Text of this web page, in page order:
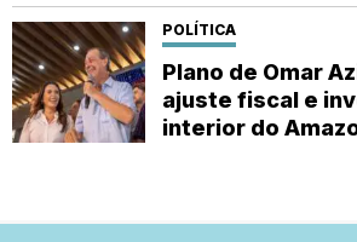
POLÍTICA
Plano de Omar
ajuste fiscal e
interior do